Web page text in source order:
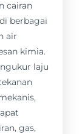
cairan
berbagai
air
kimia.
laju
gas,